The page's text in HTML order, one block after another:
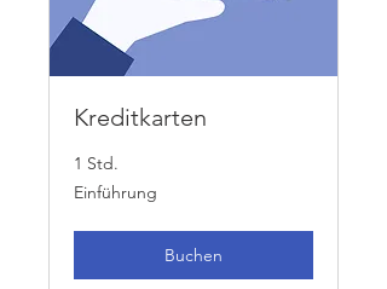
Kreditkarten
1 Std.
Einführung
Einführung
Buchen